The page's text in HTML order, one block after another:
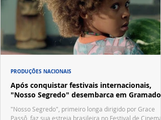
Após conquistar festivais internacionais,
"Nosso Segredo" desembarca em Gramado
"Nosso Segredo", primeiro longa dirigido por Grace
Passô, faz sua estreia brasileira no Festival de Cinema
PRODUÇÕES NACIONAIS